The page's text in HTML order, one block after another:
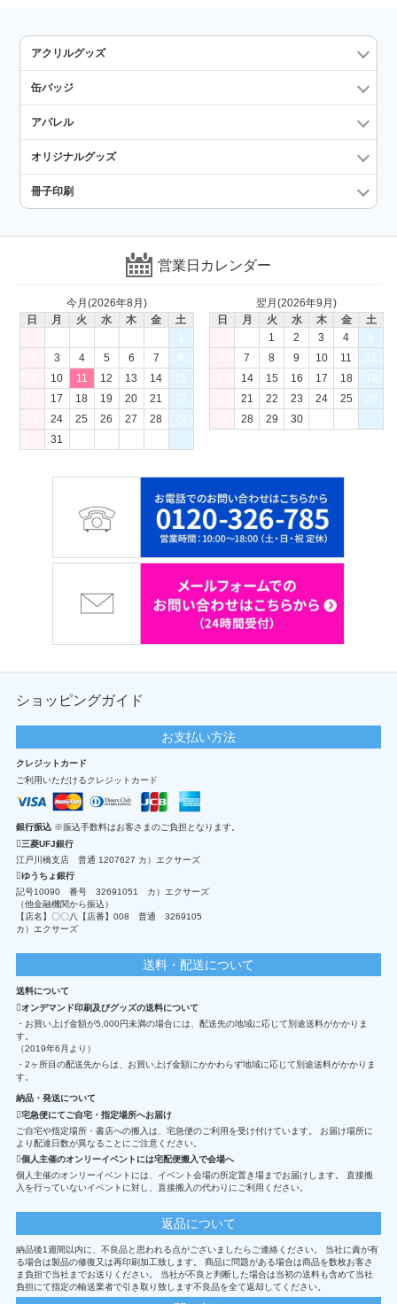
アクリルグッズ
缶バッジ
アパレル
オリジナルグッズ
冊子印刷
営業日カレンダー
今月(2026年8月)
日
月 火 水 木 金
土
1
3 4 5 6 7
8
10 11 12 13 14
15
17 18 19 20 21
22
24 25 26 27 28
29
31
翌月(2026年9月)
日
月 火 水 木 金
土
1
2 3 4
5
7 8 9 10 11
12
14 15 16 17 18
19
21 22 23 24 25
26
28 29 30
ショッピングガイド
お支払い方法
クレジットカード
ご利用いただけるクレジットカード
銀行振込 ※振込手数料はお客さまのご負担となります。
三菱UFJ銀行
江戸川橋支店 普通 1207627 カ）エクサーズ
ゆうちょ銀行
記号10090 番号 32691051 カ）エクサーズ
（他金融機関から振込）
【店名】〇〇八【店番】008 普通 3269105
カ）エクサーズ
送料・配送について
送料について
オンデマンド印刷及びグッズの送料について
・お買い上げ金額が5,000円未満の場合には、配送先の地域に応じて別途送料がかかりま
す。
（2019年6月より）
・2ヶ所目の配送先からは、お買い上げ金額にかかわらず地域に応じて別途送料がかかりま
す。
納品・発送について
宅急便にてご自宅・指定場所へお届け
ご自宅や指定場所・書店への搬入は、宅急便のご利用を受け付けています。 お届け場所に
より配達日数が異なることにご注意ください。
個人主催のオンリーイベントには宅配便搬入で会場へ
個人主催のオンリーイベントには、イベント会場の所定置き場までお届けします。 直接搬
入を行っていないイベントに対し、直接搬入の代わりにご利用ください。
返品について
納品後1週間以内に、不良品と思われる点がございましたらご連絡ください。 当社に責が有
る場合は製品の修復又は再印刷加工致します。 商品に問題がある場合は商品を数枚お客さ
ま負担で当社までお送りください。 当社が不良と判断した場合は当初の送料も含めて当社
負担にて指定の輸送業者で引き取り致します不良品を全て返却してください。